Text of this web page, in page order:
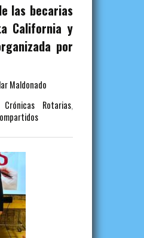
las becarias
California y
por
Maldonado
Crónicas Rotarias,